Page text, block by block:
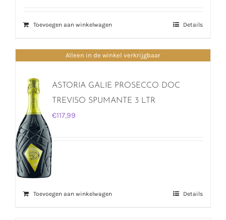
Toevoegen aan winkelwagen Details
Alleen in de winkel verkrijgbaar
ASTORIA GALIE PROSECCO DOC
TREVISO SPUMANTE 3 LTR
€117,99
Toevoegen aan winkelwagen Details